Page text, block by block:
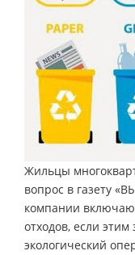
Жильцы
вопрос в газету
компании
отходов, если
экологический